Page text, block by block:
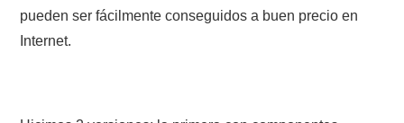
pueden ser fácilmente conseguidos a buen precio en
Internet.